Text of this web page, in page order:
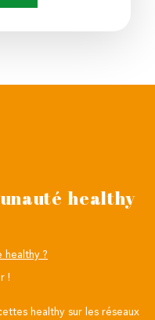
healthy
?
!
healthy sur les réseaux